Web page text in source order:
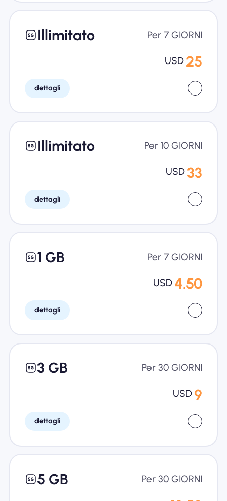
Illimitato Per 7 GIORNI
USD 25
dettagli
Illimitato Per 10 GIORNI
USD 33
dettagli
1 GB Per 7 GIORNI
USD 4.50
dettagli
3 GB Per 30 GIORNI
USD 9
dettagli
5 GB Per 30 GIORNI